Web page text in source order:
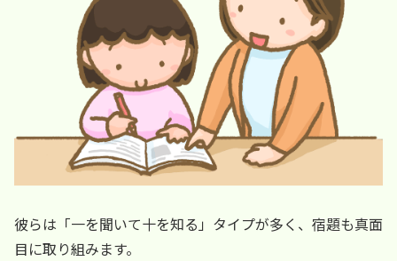
彼らは「一を聞いて十を知る」タイプが多く、宿題も真面
目に取り組みます。